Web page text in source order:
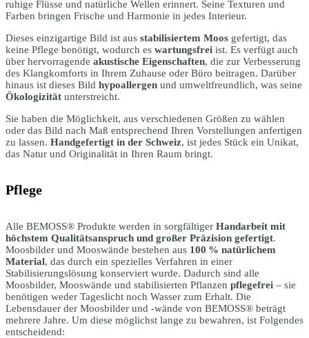
ruhige Flüsse und natürliche Wellen erinnert. Seine Texturen und
Farben bringen Frische und Harmonie in jedes Interieur.
Dieses einzigartige Bild ist aus stabilisiertem Moos gefertigt, das
keine Pflege benötigt, wodurch es wartungsfrei ist. Es verfügt auch
über hervorragende akustische Eigenschaften, die zur Verbesserung
des Klangkomforts in Ihrem Zuhause oder Büro beitragen. Darüber
hinaus ist dieses Bild hypoallergen und umweltfreundlich, was seine
Ökologizität unterstreicht.
Sie haben die Möglichkeit, aus verschiedenen Größen zu wählen
oder das Bild nach Maß entsprechend Ihren Vorstellungen anfertigen
zu lassen. Handgefertigt in der Schweiz, ist jedes Stück ein Unikat,
das Natur und Originalität in Ihren Raum bringt.
Pflege
Alle BEMOSS® Produkte werden in sorgfältiger Handarbeit mit
höchstem Qualitätsanspruch und großer Präzision gefertigt.
Moosbilder und Mooswände bestehen aus 100 % natürlichem
Material, das durch ein spezielles Verfahren in einer
Stabilisierungslösung konserviert wurde. Dadurch sind alle
Moosbilder, Mooswände und stabilisierten Pflanzen pflegefrei – sie
benötigen weder Tageslicht noch Wasser zum Erhalt. Die
Lebensdauer der Moosbilder und -wände von BEMOSS® beträgt
mehrere Jahre. Um diese möglichst lange zu bewahren, ist Folgendes
entscheidend: